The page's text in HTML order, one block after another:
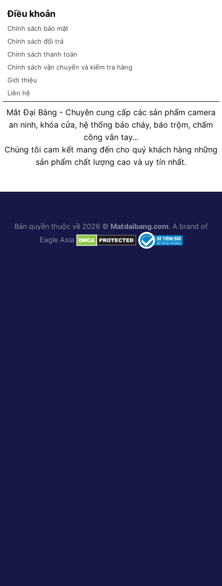
Điều khoản
Chính sách bảo mật
Chính sách đổi trả
Chính sách thanh toán
Chính sách vận chuyển và kiểm tra hàng
Giới thiệu
Liên hệ
Mắt Đại Bàng - Chuyên cung cấp các sản phẩm camera
an ninh, khóa cửa, hệ thống báo cháy, báo trộm, chấm
công vân tay...
Chúng tôi cam kết mang đến cho quý khách hàng những
sản phẩm chất lượng cao và uy tín nhất.
Bản quyền thuộc về 2026 © Matdaibang.com. A brand of
Eagle Asia